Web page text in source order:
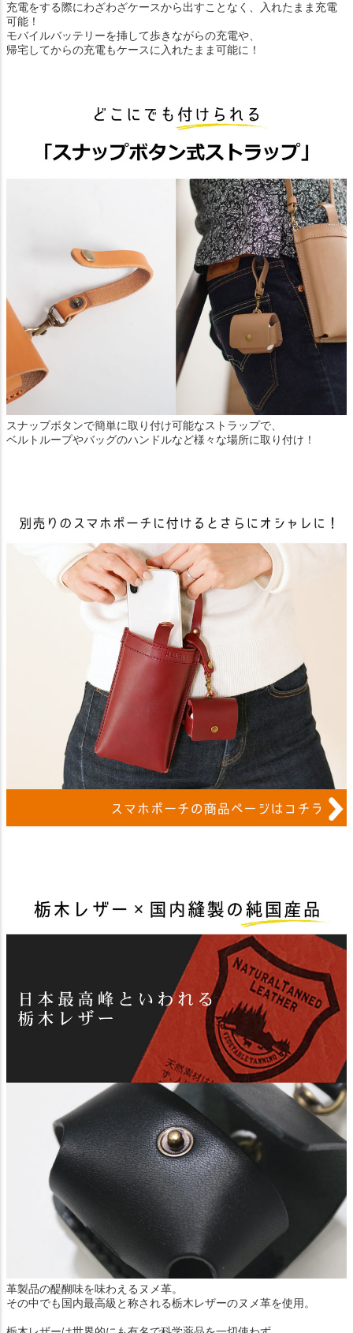
充電をする際にわざわざケースから出すことなく、入れたまま充電
可能！
モバイルバッテリーを挿して歩きながらの充電や、
帰宅してからの充電もケースに入れたまま可能に！
スナップボタンで簡単に取り付け可能なストラップで、
ベルトループやバッグのハンドルなど様々な場所に取り付け！
革製品の醍醐味を味わえるヌメ革。
その中でも国内最高級と称される栃木レザーのヌメ革を使用。